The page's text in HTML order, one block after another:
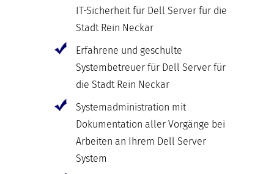
IT-Sicherheit für Dell Server für die
Stadt Rein Neckar
Erfahrene und geschulte
Systembetreuer für Dell Server für
die Stadt Rein Neckar
Systemadministration mit
Dokumentation aller Vorgänge bei
Arbeiten an Ihrem Dell Server
System